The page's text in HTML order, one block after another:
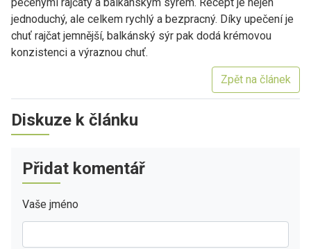
jednoduchý, ale celkem rychlý a bezpracný. Díky upečení je
chuť rajčat jemnější, balkánský sýr pak dodá krémovou
konzistenci a výraznou chuť.
Zpět na článek
Diskuze k článku
Přidat komentář
Vaše jméno